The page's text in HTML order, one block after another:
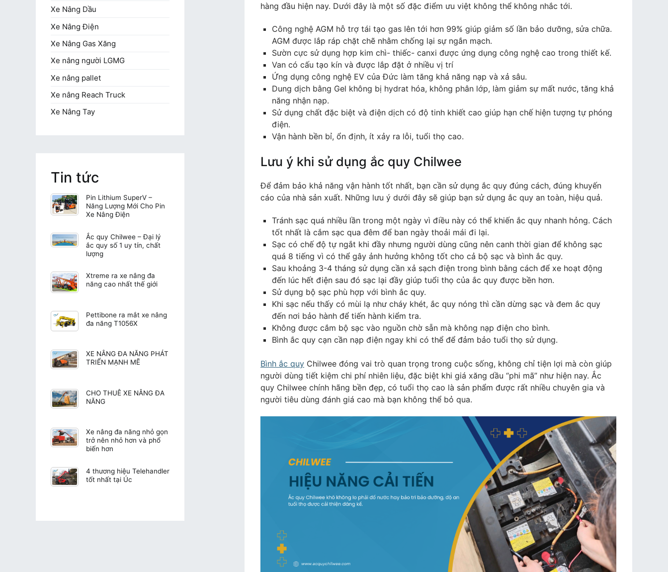
hàng đầu hiện nay. Dưới đây là một số đặc điểm ưu việt không thể không nhắc tới.
Công nghệ AGM hỗ trợ tái tạo gas lên tới hơn 99% giúp giảm số lần bảo dưỡng, sửa chữa.
AGM được lắp ráp chặt chẽ nhằm chống lại sự ngắn mạch.
Sườn cực sử dụng hợp kim chì- thiếc- canxi được ứng dụng công nghệ cao trong thiết kế.
Van có cấu tạo kín và được lắp đặt ở nhiều vị trí
Ứng dụng công nghệ EV của Đức làm tăng khả năng nạp và xả sâu.
Dung dịch bằng Gel không bị hydrat hóa, không phân lớp, làm giảm sự mất nước, tăng khả
năng nhận nạp.
Sử dụng chất đặc biệt và điện dịch có độ tinh khiết cao giúp hạn chế hiện tượng tự phóng
điện.
Vận hành bền bỉ, ổn định, ít xảy ra lỗi, tuổi thọ cao.
Lưu ý khi sử dụng ắc quy Chilwee
Để đảm bảo khả năng vận hành tốt nhất, bạn cần sử dụng ắc quy đúng cách, đúng khuyến
cáo của nhà sản xuất. Những lưu ý dưới đây sẽ giúp bạn sử dụng ắc quy an toàn, hiệu quả.
Tránh sạc quá nhiều lần trong một ngày vì điều này có thể khiến ắc quy nhanh hỏng. Cách
tốt nhất là cắm sạc qua đêm để ban ngày thoải mái đi lại.
Sạc có chế độ tự ngắt khi đầy nhưng người dùng cũng nên canh thời gian để không sạc
quá 8 tiếng vì có thể gây ảnh hưởng không tốt cho cả bộ sạc và bình ắc quy.
Sau khoảng 3-4 tháng sử dụng cần xả sạch điện trong bình bằng cách để xe hoạt động
đến lúc hết điện sau đó sạc lại đầy giúp tuổi thọ của ắc quy được bền hơn.
Sử dụng bộ sạc phù hợp với bình ắc quy.
Khi sạc nếu thấy có mùi lạ như cháy khét, ắc quy nóng thì cần dừng sạc và đem ắc quy
đến nơi bảo hành để tiến hành kiểm tra.
Không được cắm bộ sạc vào nguồn chờ sẵn mà không nạp điện cho bình.
Bình ắc quy cạn cần nạp điện ngay khi có thể để đảm bảo tuổi thọ sử dụng.
Bình ắc quy Chilwee đóng vai trò quan trọng trong cuộc sống, không chỉ tiện lợi mà còn giúp
người dùng tiết kiệm chi phí nhiên liệu, đặc biệt khi giá xăng dầu “phi mã” như hiện nay. Ắc
quy Chilwee chính hãng bền đẹp, có tuổi thọ cao là sản phẩm được rất nhiều chuyên gia và
người tiêu dùng đánh giá cao mà bạn không thể bỏ qua.
Xe Nâng Dầu
Xe Nâng Điện
Xe Nâng Gas Xăng
Xe nâng người LGMG
Xe nâng pallet
Xe nâng Reach Truck
Xe Nâng Tay
Tin tức
Pin Lithium SuperV –
Năng Lượng Mới Cho Pin
Xe Nâng Điện
Ắc quy Chilwee – Đại lý
ắc quy số 1 uy tín, chất
lượng
Xtreme ra xe nâng đa
năng cao nhất thế giới
Pettibone ra mắt xe nâng
đa năng T1056X
XE NÂNG ĐA NĂNG PHÁT
TRIỂN MẠNH MẼ
CHO THUÊ XE NÂNG ĐA
NĂNG
Xe nâng đa năng nhỏ gọn
trở nên nhỏ hơn và phổ
biến hơn
4 thương hiệu Telehandler
tốt nhất tại Úc